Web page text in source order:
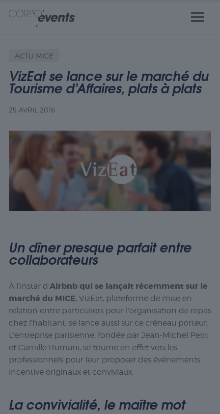
ACTU MICE
VizEat se lance sur le marché du
Tourisme d’Affaires, plats à plats
25 AVRIL 2016
Un dîner presque parfait entre
collaborateurs
À l’instar d’Airbnb qui se lançait récemment sur le
marché du MICE, VizEat, plateforme de mise en
relation entre particuliers pour l’organisation de repas
chez l’habitant, se lance aussi sur ce créneau porteur.
L’entreprise parisienne, fondée par Jean-Michel Petit
et Camille Rumani, se tourne en effet vers les
professionnels pour leur proposer des événements
incentive originaux et conviviaux.
La convivialité, le maître mot